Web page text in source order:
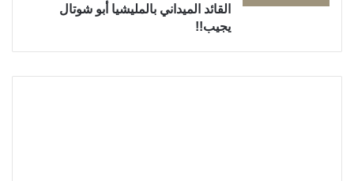
القائد الميداني بالمليشيا أبو شوتال
يجيب!!